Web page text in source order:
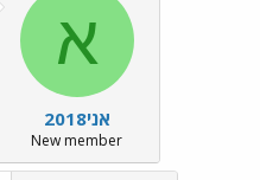
א
אני2018
New member